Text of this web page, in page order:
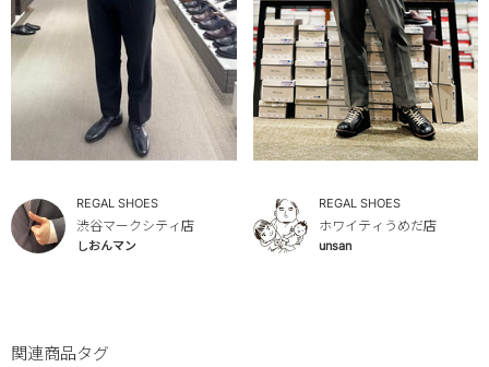
REGAL SHOES
渋谷マークシティ店
しおんマン
REGAL SHOES
ホワイティうめだ店
unsan
関連商品タグ